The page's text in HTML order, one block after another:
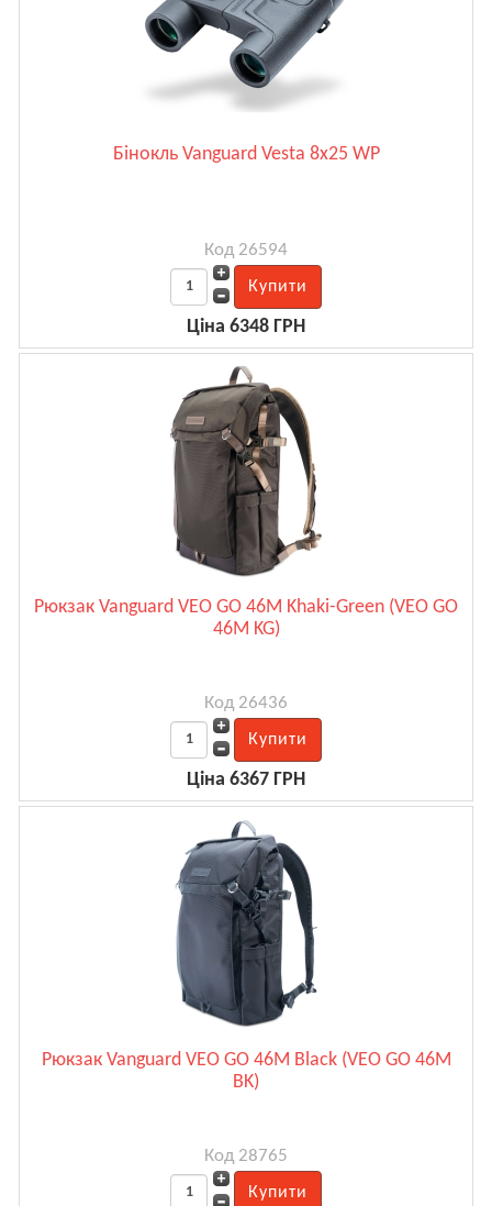
Бінокль Vanguard Vesta 8x25 WP
Код 26594
Ціна 6348 ГРН
Рюкзак Vanguard VEO GO 46M Khaki-Green (VEO GO
46M KG)
Код 26436
Ціна 6367 ГРН
Рюкзак Vanguard VEO GO 46M Black (VEO GO 46M
BK)
Код 28765